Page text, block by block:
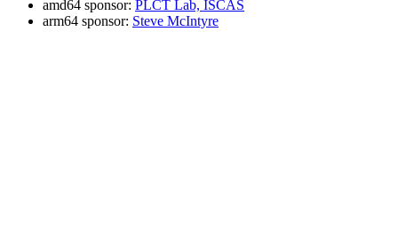
amd64 sponsor: PLCT Lab, ISCAS
arm64 sponsor: Steve McIntyre